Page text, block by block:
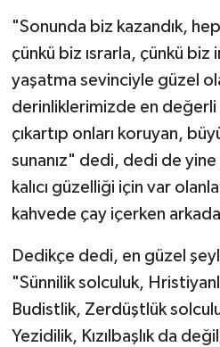
"Sonunda biz kazandık,
çünkü biz ısrarla, çünkü biz
yaşatma sevinciyle güzel
derinliklerimizde en
çıkartıp onları koruyan,
sunanız" dedi, dedi de
kalıcı güzelliği için var
kahvede çay içerken
Dedikçe dedi, en güzel
"Sünnilik solculuk,
Budistlik, Zerdüştlük
Yezidilik, Kızılbaşlık da